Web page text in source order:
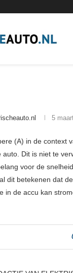
5
(A) in de context
auto. Dit is niet te
voor de
dit betekenen dat
in de accu kan